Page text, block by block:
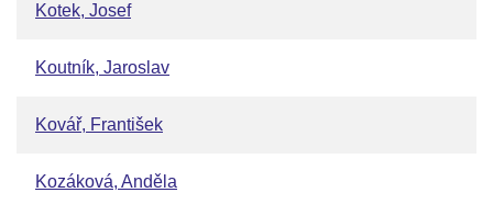
Kotek, Josef
Koutník, Jaroslav
Kovář, František
Kozáková, Anděla